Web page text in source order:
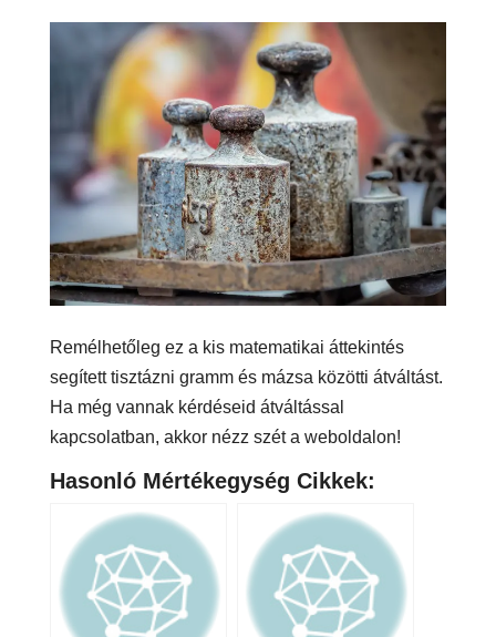
Remélhetőleg ez a kis matematikai áttekintés
segített tisztázni gramm és mázsa közötti átváltást.
Ha még vannak kérdéseid átváltással
kapcsolatban, akkor nézz szét a weboldalon!
Hasonló Mértékegység Cikkek: